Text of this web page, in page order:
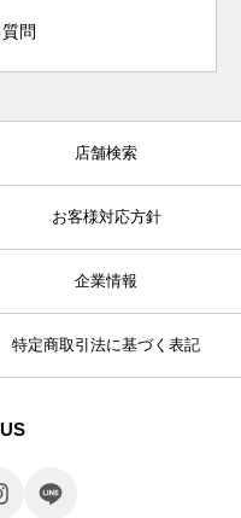
問
店舗検索
お客様対応方針
企業情報
特定商取引法に基づく表記